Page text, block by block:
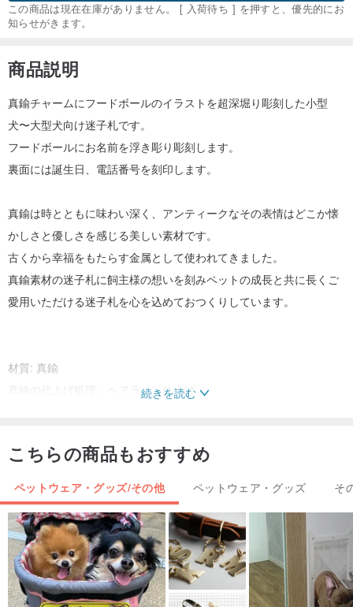
この商品は現在在庫がありません。 [ 入荷待ち ] を押すと、優先的にお
知らせがきます。
商品説明
真鍮チャームにフードボールのイラストを超深堀り彫刻した小型
犬〜大型犬向け迷子札です。
フードボールにお名前を浮き彫り彫刻します。
裏面には誕生日、電話番号を刻印します。
真鍮は時とともに味わい深く、アンティークなその表情はどこか懐
かしさと優しさを感じる美しい素材です。
古くから幸福をもたらす金属として使われてきました。
真鍮素材の迷子札に飼主様の想いを刻みペットの成長と共に長くご
愛用いただける迷子札を心を込めておつくりしています。
材質: 真鍮
真鍮の仕上げ処理：ヘアライン仕上げ
高さ: 20mm
※札のみの大きさです
名前の書体を選択してください
名前は英語のみ刻印できます。
続きを読む
こちらの商品もおすすめ
ペットウェア・グッズ/その他 ペットウェア・グッズ そ